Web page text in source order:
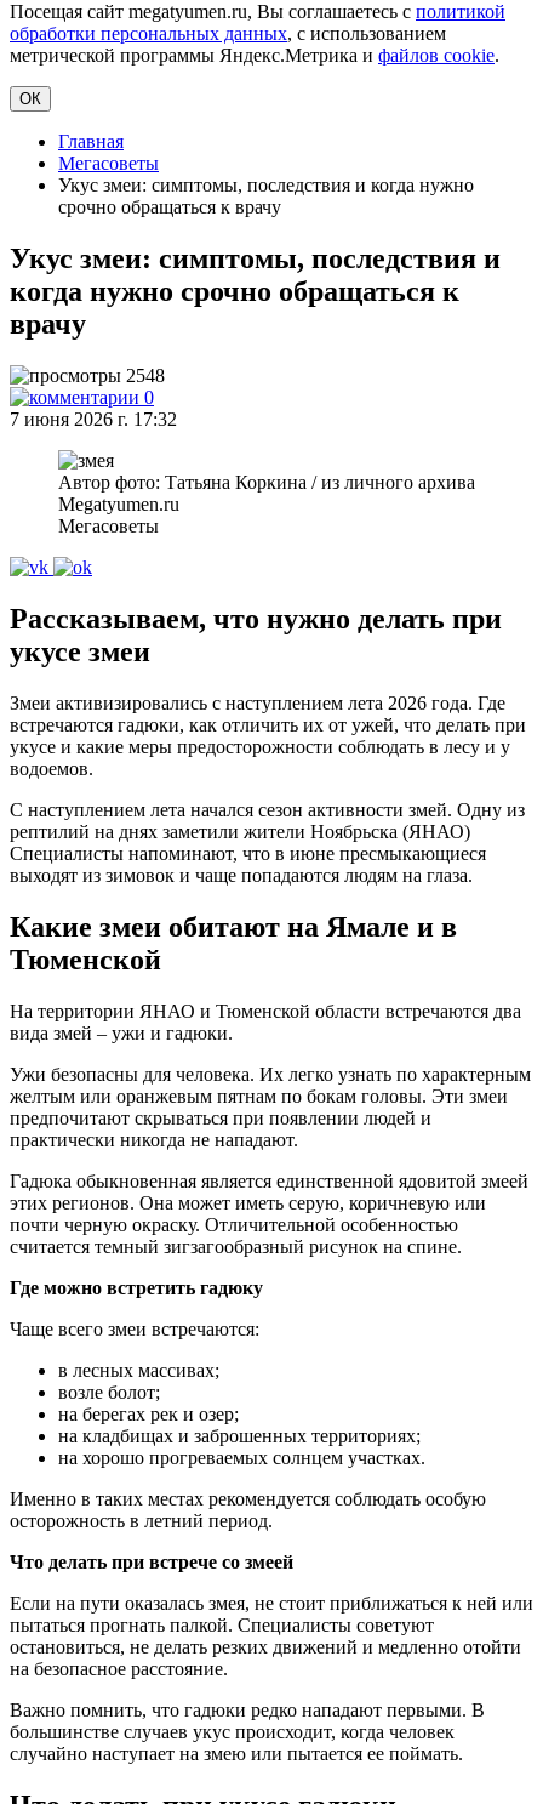
Посещая сайт megatyumen.ru, Вы соглашаетесь с политикой
обработки персональных данных, с использованием
метрической программы Яндекс.Метрика и файлов cookie.
ОК
Главная
Мегасоветы
Укус змеи: симптомы, последствия и когда нужно
срочно обращаться к врачу
Укус змеи: симптомы, последствия и
когда нужно срочно обращаться к
врачу
2548
0
7 июня 2026 г. 17:32
Автор фото: Татьяна Коркина / из личного архива
Megatyumen.ru
Мегасоветы
Рассказываем, что нужно делать при
укусе змеи
Змеи активизировались с наступлением лета 2026 года. Где
встречаются гадюки, как отличить их от ужей, что делать при
укусе и какие меры предосторожности соблюдать в лесу и у
водоемов.
С наступлением лета начался сезон активности змей. Одну из
рептилий на днях заметили жители Ноябрьска (ЯНАО)
Специалисты напоминают, что в июне пресмыкающиеся
выходят из зимовок и чаще попадаются людям на глаза.
Какие змеи обитают на Ямале и в
Тюменской
На территории ЯНАО и Тюменской области встречаются два
вида змей – ужи и гадюки.
Ужи безопасны для человека. Их легко узнать по характерным
желтым или оранжевым пятнам по бокам головы. Эти змеи
предпочитают скрываться при появлении людей и
практически никогда не нападают.
Гадюка обыкновенная является единственной ядовитой змеей
этих регионов. Она может иметь серую, коричневую или
почти черную окраску. Отличительной особенностью
считается темный зигзагообразный рисунок на спине.
Где можно встретить гадюку
Чаще всего змеи встречаются:
в лесных массивах;
возле болот;
на берегах рек и озер;
на кладбищах и заброшенных территориях;
на хорошо прогреваемых солнцем участках.
Именно в таких местах рекомендуется соблюдать особую
осторожность в летний период.
Что делать при встрече со змеей
Если на пути оказалась змея, не стоит приближаться к ней или
пытаться прогнать палкой. Специалисты советуют
остановиться, не делать резких движений и медленно отойти
на безопасное расстояние.
Важно помнить, что гадюки редко нападают первыми. В
большинстве случаев укус происходит, когда человек
случайно наступает на змею или пытается ее поймать.